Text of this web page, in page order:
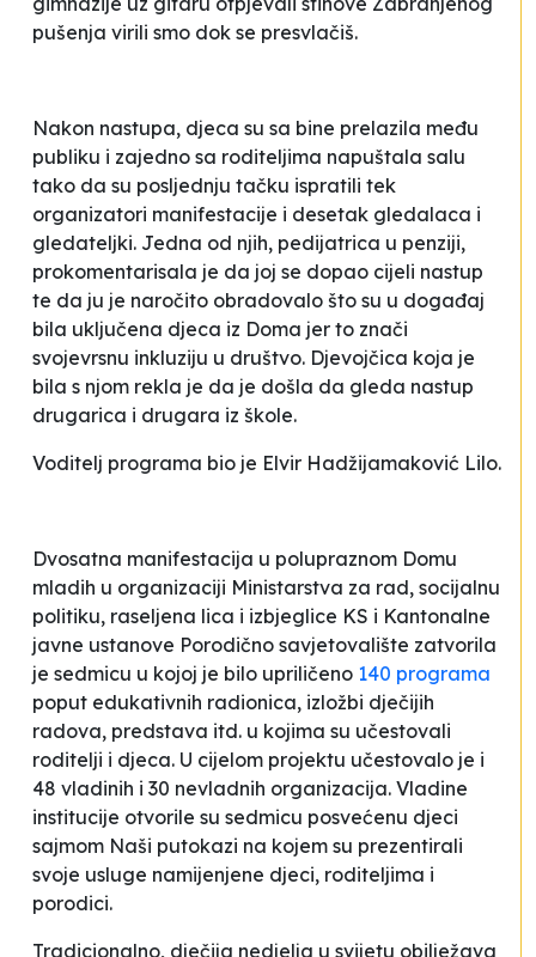
pušenja virili smo dok se presvlačiš.
Nakon nastupa, djeca su sa bine prelazila među
publiku i zajedno sa roditeljima napuštala salu
tako da su posljednju tačku ispratili tek
organizatori manifestacije i desetak gledalaca i
gledateljki. Jedna od njih, pedijatrica u penziji,
prokomentarisala je da joj se dopao cijeli nastup
te da ju je naročito obradovalo što su u događaj
bila uključena djeca iz Doma jer to znači
svojevrsnu inkluziju u društvo. Djevojčica koja je
bila s njom rekla je da je došla da gleda nastup
drugarica i drugara iz škole.
Voditelj programa bio je Elvir Hadžijamaković Lilo.
Dvosatna manifestacija u polupraznom Domu
mladih u organizaciji Ministarstva za rad, socijalnu
politiku, raseljena lica i izbjeglice KS i Kantonalne
javne ustanove Porodično savjetovalište zatvorila
je sedmicu u kojoj je bilo upriličeno 140 programa
poput edukativnih radionica, izložbi dječijih
radova, predstava itd. u kojima su učestovali
roditelji i djeca. U cijelom projektu učestovalo je i
48 vladinih i 30 nevladnih organizacija. Vladine
institucije otvorile su sedmicu posvećenu djeci
sajmom Naši putokazi na kojem su prezentirali
svoje usluge namijenjene djeci, roditeljima i
porodici.
Tradicionalno, dječija nedjelja u svijetu obilježava